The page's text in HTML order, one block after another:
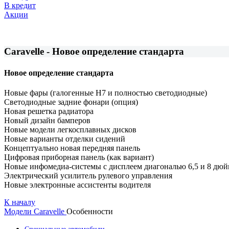
В кредит
Акции
Caravelle - Новое определение стандарта
Новое определение стандарта
Новые фары (галогенные H7 и полностью светодиодные)
Светодиодные задние фонари (опция)
Новая решетка радиатора
Новый дизайн бамперов
Новые модели легкосплавных дисков
Новые варианты отделки сидений
Концептуально новая передняя панель
Цифровая приборная панель (как вариант)
Новые инфомедиа-системы с дисплеем диагональю 6,5 и 8
Электрический усилитель рулевого управления
Новые электронные ассистенты водителя
К началу
Модели Caravelle Особенности